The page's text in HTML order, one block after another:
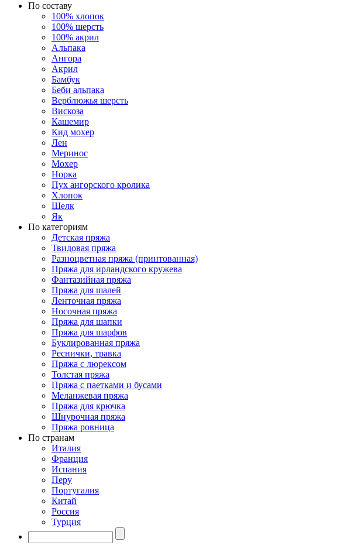
По составу
100% хлопок
100% шерсть
100% акрил
Альпака
Ангора
Акрил
Бамбук
Беби альпака
Верблюжья шерсть
Вискоза
Кашемир
Кид мохер
Лен
Меринос
Мохер
Норка
Пух ангорского кролика
Хлопок
Шелк
Як
По категориям
Детская пряжа
Твидовая пряжа
Разноцветная пряжа (принтованная)
Пряжа для ирландского кружева
Фантазийная пряжа
Пряжа для шалей
Ленточная пряжа
Носочная пряжа
Пряжа для шапки
Пряжа для шарфов
Буклированная пряжа
Реснички, травка
Пряжа с люрексом
Толстая пряжа
Пряжа с паетками и бусами
Меланжевая пряжа
Пряжа для крючка
Шнурочная пряжа
Пряжа ровница
По странам
Италия
Франция
Испания
Перу
Португалия
Китай
Россия
Турция